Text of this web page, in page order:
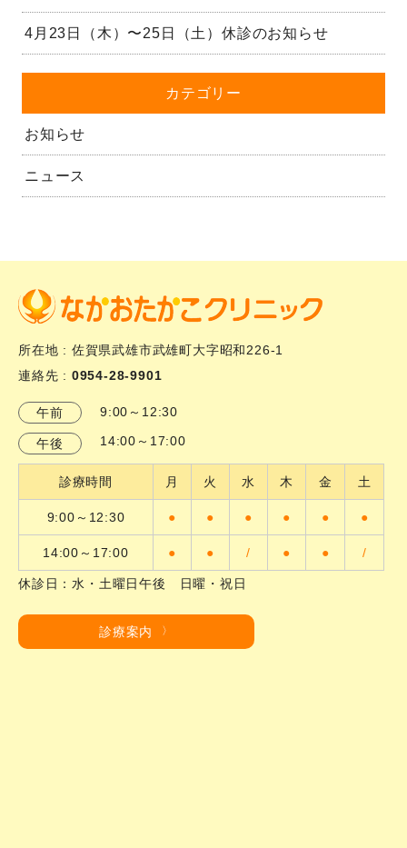
4月23日（木）〜25日（土）休診のお知らせ
カテゴリー
お知らせ
ニュース
所在地 : 佐賀県武雄市武雄町大字昭和226-1
連絡先 : 0954-28-9901
午前 9:00～12:30
午後 14:00～17:00
診療時間 月 火 水 木 金 土
9:00～12:30 ● ● ● ● ● ●
14:00～17:00 ● ● / ● ● /
休診日：水・土曜日午後 日曜・祝日
診療案内